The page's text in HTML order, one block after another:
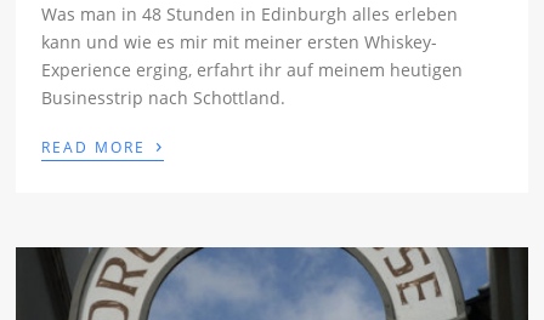
Was man in 48 Stunden in Edinburgh alles erleben
kann und wie es mir mit meiner ersten Whiskey-
Experience erging, erfahrt ihr auf meinem heutigen
Businesstrip nach Schottland.
READ MORE ›